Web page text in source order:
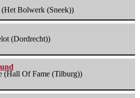
Bolwerk (Sneek))
(Dordrecht))
(Hall Of Fame (Tilburg))